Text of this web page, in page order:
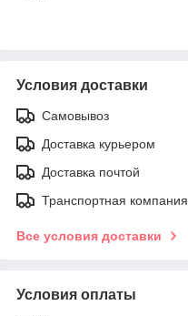
Условия доставки
Самовывоз
Доставка курьером
Доставка почтой
Транспортная компания
Все условия доставки
Условия оплаты